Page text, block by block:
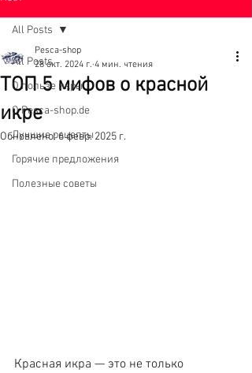
All Posts
О пользе икры
О Pesca-shop.de
Лучшие рецепты
Горячие предложения
Полезные советы
All Posts
ТОП 5 мифов о красной
икре
Pesca-shop
28 окт. 2024 г. 4 мин. чтения
Обновлено:6 февр. 2025 г.
Красная икра — это не только